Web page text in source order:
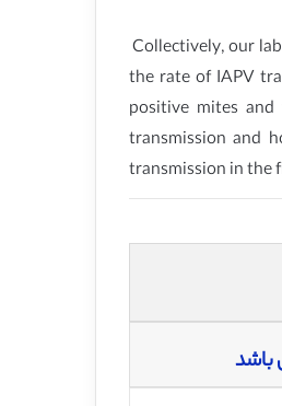
Collectively, our
the rate of IAPV
positive mites
transmission and
transmission in the